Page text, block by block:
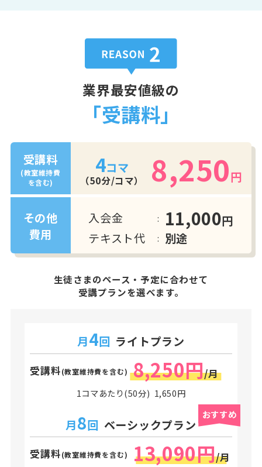
業界最安値級の
「受講料」
受講料
(教室維持費
を含む)
4コマ
（50分/コマ） 8,250円
その他
費用
入会金 11,000円
テキスト代
別途
生徒さまのペース・予定に合わせて
受講プランを選べます。
月4回 ライトプラン
受講料(教室維持費を含む) 8,250円/月
1コマあたり(50分) 1,650円
おすすめ
月8回 ベーシックプラン
受講料(教室維持費を含む) 13,090円/月